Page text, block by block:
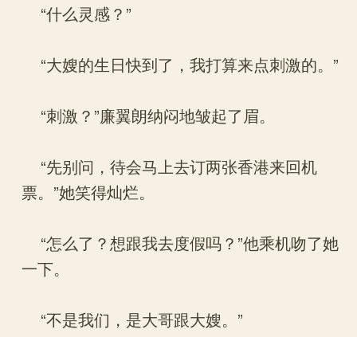
“什么灵感？”
“大嫂的生日快到了，我打算来点刺激的。”
“刺激？”廉翼朗纳闷地皱起了眉。
“先别问，待会马上去订两张香港来回机
票。”她笑得灿烂。
“怎么了？想跟我去度假吗？”他乘机吻了她
一下。
“不是我们，是大哥跟大嫂。”